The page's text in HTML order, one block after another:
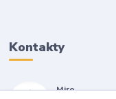
Kontakty
Miro